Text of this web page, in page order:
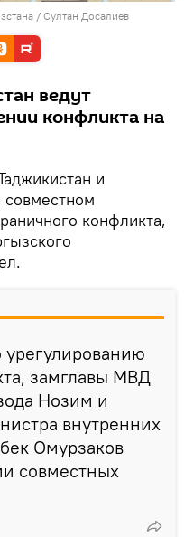
/ Султан Досалиев
ведут
конфликта на
и
совместном
конфликта,
урегулированию
замглавы МВД
Нозим и
внутренних
Омурзаков
совместных